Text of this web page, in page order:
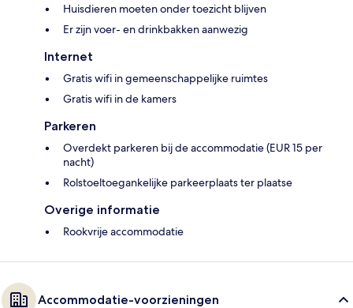
Huisdieren moeten onder toezicht blijven
Er zijn voer- en drinkbakken aanwezig
Internet
Gratis wifi in gemeenschappelijke ruimtes
Gratis wifi in de kamers
Parkeren
Overdekt parkeren bij de accommodatie (EUR 15 per
nacht)
Rolstoeltoegankelijke parkeerplaats ter plaatse
Overige informatie
Rookvrije accommodatie
Accommodatie-voorzieningen